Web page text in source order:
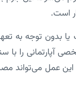
است.
بدون توجه به
را با
عمل می‌تواند